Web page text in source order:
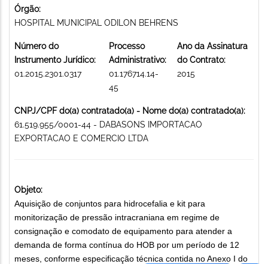
Órgão:
HOSPITAL MUNICIPAL ODILON BEHRENS
Número do
Instrumento Jurídico:
01.2015.2301.0317
Processo
Administrativo:
01.176714.14-
45
Ano da Assinatura
do Contrato:
2015
CNPJ/CPF do(a) contratado(a) - Nome do(a) contratado(a):
61.519.955/0001-44 - DABASONS IMPORTACAO
EXPORTACAO E COMERCIO LTDA
Objeto:
Aquisição de conjuntos para hidrocefalia e kit para
monitorização de pressão intracraniana em regime de
consignação e comodato de equipamento para atender a
demanda de forma contínua do HOB por um período de 12
meses, conforme especificação técnica contida no Anexo I do